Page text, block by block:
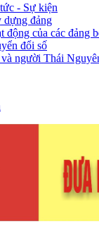
- Sự kiện
dựng đảng
động của các đảng
đổi số
người Thái